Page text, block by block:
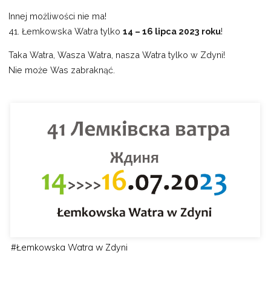
Innej możliwości nie ma!
41. Łemkowska Watra tylko14 – 16 lipca 2023 roku!
Taka Watra, Wasza Watra, nasza Watra tylko w Zdyni!
Nie może Was zabraknąć.
#Łemkowska Watra w Zdyni